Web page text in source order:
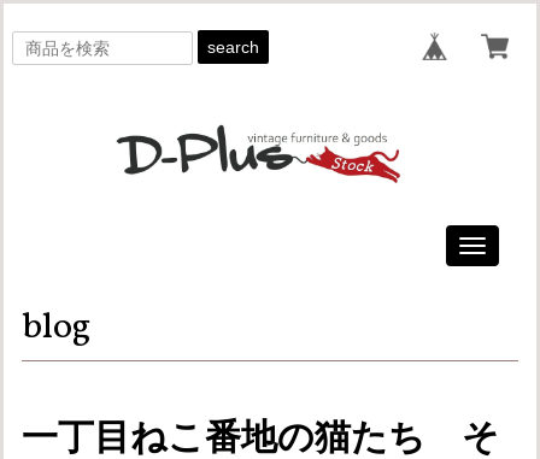
search
Toggle
blog
一丁目ねこ番地の猫たち そ